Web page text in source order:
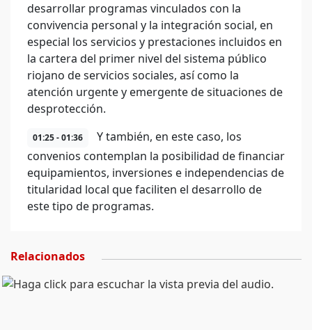
desarrollar programas vinculados con la
convivencia personal y la integración social, en
especial los servicios y prestaciones incluidos en
la cartera del primer nivel del sistema público
riojano de servicios sociales, así como la
atención urgente y emergente de situaciones de
desprotección.
01:25 - 01:36
Y también, en este caso, los
convenios contemplan la posibilidad de financiar
equipamientos, inversiones e independencias de
titularidad local que faciliten el desarrollo de
este tipo de programas.
Relacionados